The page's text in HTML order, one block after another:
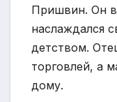
Пришвин. Он
наслаждался
детством.
торговлей, а
дому.